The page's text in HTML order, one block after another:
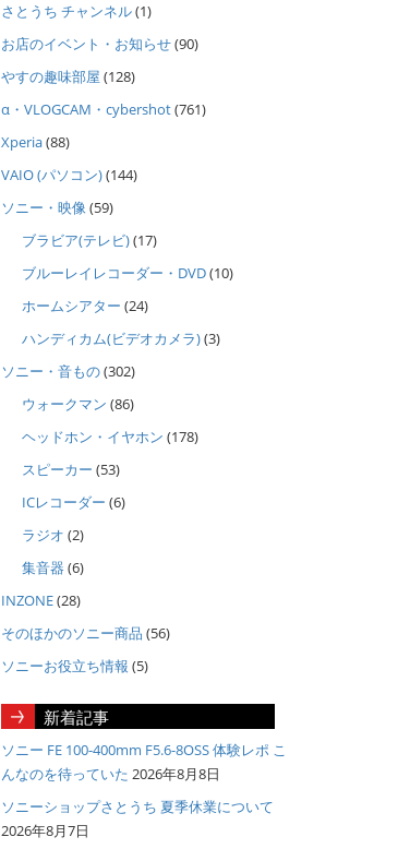
さとうち チャンネル(1)
お店のイベント・お知らせ(90)
やすの趣味部屋 (128)
α・VLOGCAM・cybershot(761)
Xperia(88)
VAIO (パソコン)(144)
ソニー・映像(59)
ブラビア(テレビ)(17)
ブルーレイレコーダー・DVD(10)
ホームシアター (24)
ハンディカム(ビデオカメラ)(3)
ソニー・音もの(302)
ウォークマン (86)
ヘッドホン・イヤホン (178)
スピーカー (53)
ICレコーダー (6)
ラジオ (2)
集音器 (6)
INZONE(28)
そのほかのソニー商品 (56)
ソニーお役立ち情報 (5)
新着記事
ソニー FE 100-400mm F5.6-8OSS 体験レポ こ
んなのを待っていた 2026年8月8日
ソニーショップさとうち 夏季休業について
2026年8月7日